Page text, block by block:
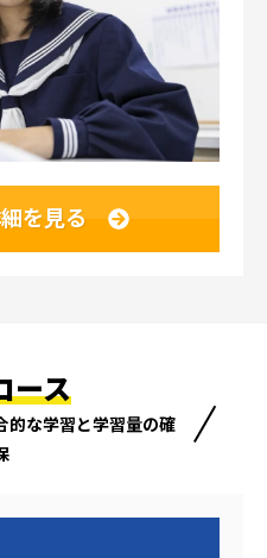
を見る
ース
的な学習と学習量の確